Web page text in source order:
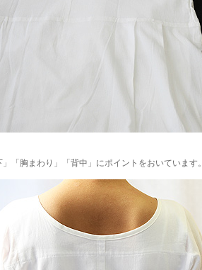
「胸まわり」「背中」にポイントをおいています。